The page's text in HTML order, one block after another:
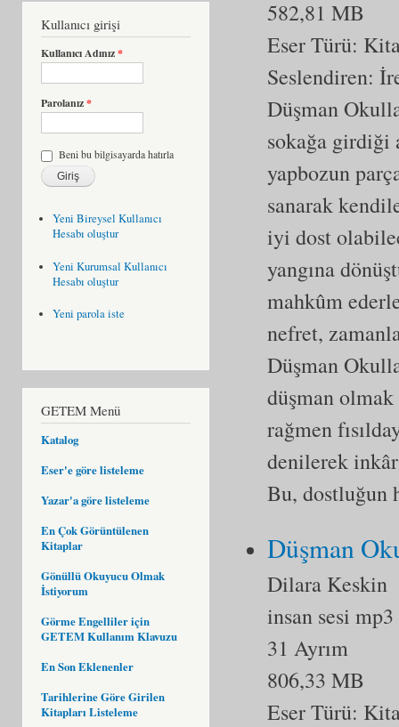
Kullanıcı girişi
Kullanıcı Adınız*
Parolanız*
Beni bu bilgisayarda hatırla
Yeni Bireysel Kullanıcı
Hesabı oluştur
Yeni Kurumsal Kullanıcı
Hesabı oluştur
Yeni parola iste
GETEM Menü
Katalog
Eser'e göre listeleme
Yazar'a göre listeleme
En Çok Görüntülenen
Kitaplar
Gönüllü Okuyucu Olmak
İstiyorum
Görme Engelliler için
GETEM Kullanım Klavuzu
En Son Eklenenler
Tarihlerine Göre Girilen
Kitapları Listeleme
582,81 MB
Eser Türü:
Seslendiren:
Düşman
sokağa girdiği
yapbozun
sanarak
iyi dost
yangına
mahkûm
nefret,
Düşman
düşman olmak
rağmen
denilerek
Bu,
Düşman
Dilara Keskin
insan sesi mp3
31 Ayrım
806,33 MB
Eser Türü: